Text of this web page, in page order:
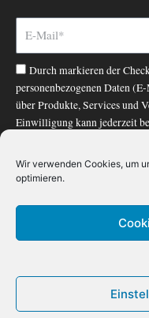
Wir verwenden Cookies, um
optimieren.
Durch markieren der
personenbezogenen Daten
über Produkte, Services und
Einwilligung kann jederzeit
Datenschutzerklärung
IMPRESSUM|
WIDERRUF